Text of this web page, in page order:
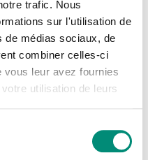
trafic. Nous
sur l'utilisation de
de médias sociaux, de
combiner celles-ci
leur avez fournies
utilisation de leurs
du fuites sur réseau